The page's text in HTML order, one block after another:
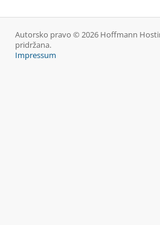
Autorsko pravo © 2026 Hoffmann
pridržana.
Impressum